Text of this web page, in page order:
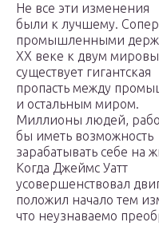
Не все эти изменения
были к лучшему.
промышленными
XX веке к двум
существует гигантская
пропасть между
и остальным миром.
Миллионы людей,
бы иметь возможность
зарабатывать себе на
Когда Джеймс Уатт
усовершенствовал
положил начало тем
что неузнаваемо